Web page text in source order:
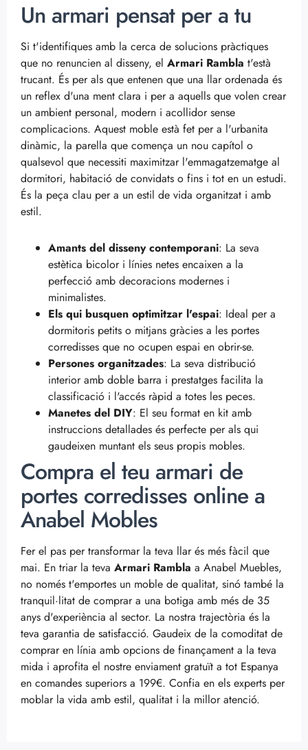
Un armari pensat per a tu
Si t'identifiques amb la cerca de solucions pràctiques
que no renuncien al disseny, el Armari Rambla t'està
trucant. És per als que entenen que una llar ordenada és
un reflex d'una ment clara i per a aquells que volen crear
un ambient personal, modern i acollidor sense
complicacions. Aquest moble està fet per a l'urbanita
dinàmic, la parella que comença un nou capítol o
qualsevol que necessiti maximitzar l'emmagatzematge al
dormitori, habitació de convidats o fins i tot en un estudi.
És la peça clau per a un estil de vida organitzat i amb
estil.
Amants del disseny contemporani: La seva
estètica bicolor i línies netes encaixen a la
perfecció amb decoracions modernes i
minimalistes.
Els qui busquen optimitzar l'espai: Ideal per a
dormitoris petits o mitjans gràcies a les portes
corredisses que no ocupen espai en obrir-se.
Persones organitzades: La seva distribució
interior amb doble barra i prestatges facilita la
classificació i l'accés ràpid a totes les peces.
Manetes del DIY: El seu format en kit amb
instruccions detallades és perfecte per als qui
gaudeixen muntant els seus propis mobles.
Compra el teu armari de
portes corredisses online a
Anabel Mobles
Fer el pas per transformar la teva llar és més fàcil que
mai. En triar la teva Armari Rambla a Anabel Muebles,
no només t'emportes un moble de qualitat, sinó també la
tranquil·litat de comprar a una botiga amb més de 35
anys d'experiència al sector. La nostra trajectòria és la
teva garantia de satisfacció. Gaudeix de la comoditat de
comprar en línia amb opcions de finançament a la teva
mida i aprofita el nostre enviament gratuït a tot Espanya
en comandes superiors a 199€. Confia en els experts per
moblar la vida amb estil, qualitat i la millor atenció.